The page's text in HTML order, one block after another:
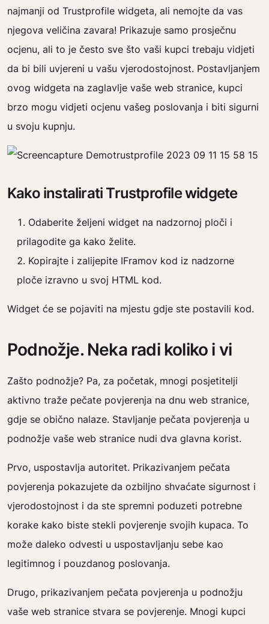
najmanji od Trustprofile widgeta, ali nemojte da vas
njegova veličina zavara! Prikazuje samo prosječnu
ocjenu, ali to je često sve što vaši kupci trebaju vidjeti
da bi bili uvjereni u vašu vjerodostojnost. Postavljanjem
ovog widgeta na zaglavlje vaše web stranice, kupci
brzo mogu vidjeti ocjenu vašeg poslovanja i biti sigurni
u svoju kupnju.
Kako instalirati Trustprofile widgete
Odaberite željeni widget na nadzornoj ploči i
prilagodite ga kako želite.
Kopirajte i zalijepite IFramov kod iz nadzorne
ploče izravno u svoj HTML kod.
Widget će se pojaviti na mjestu gdje ste postavili kod.
Podnožje. Neka radi koliko i vi
Zašto podnožje? Pa, za početak, mnogi posjetitelji
aktivno traže pečate povjerenja na dnu web stranice,
gdje se obično nalaze. Stavljanje pečata povjerenja u
podnožje vaše web stranice nudi dva glavna korist.
Prvo, uspostavlja autoritet. Prikazivanjem pečata
povjerenja pokazujete da ozbiljno shvaćate sigurnost i
vjerodostojnost i da ste spremni poduzeti potrebne
korake kako biste stekli povjerenje svojih kupaca. To
može daleko odvesti u uspostavljanju sebe kao
legitimnog i pouzdanog poslovanja.
Drugo, prikazivanjem pečata povjerenja u podnožju
vaše web stranice stvara se povjerenje. Mnogi kupci